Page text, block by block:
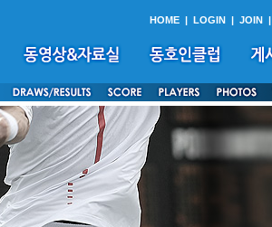
HOME | LOGIN | JOIN |